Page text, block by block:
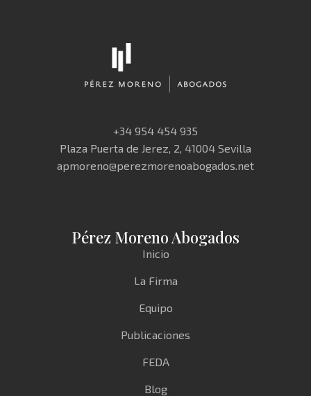
+34 954 454 935
Plaza Puerta de Jerez, 2, 41004 Sevilla
apmoreno@perezmorenoabogados.net
Pérez Moreno Abogados
Inicio
La Firma
Equipo
Publicaciones
FEDA
Blog